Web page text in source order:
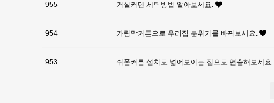
955 거실커텐 세탁방법 알아보세요.
954 가림막커튼으로 우리집 분위기를 바꿔보세요.
953 쉬폰커튼 설치로 넓어보이는 집으로 연출해보세요.